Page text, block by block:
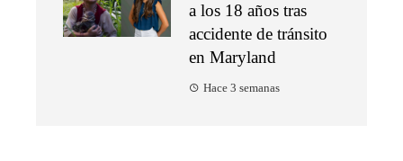
a los 18 años tras
accidente de tránsito
en Maryland
Hace 3 semanas